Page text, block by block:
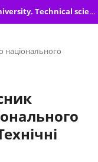
Herald of Khmelnytskyi National University. Technical sciences
національного